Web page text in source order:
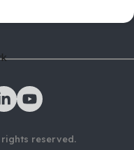
reserved.